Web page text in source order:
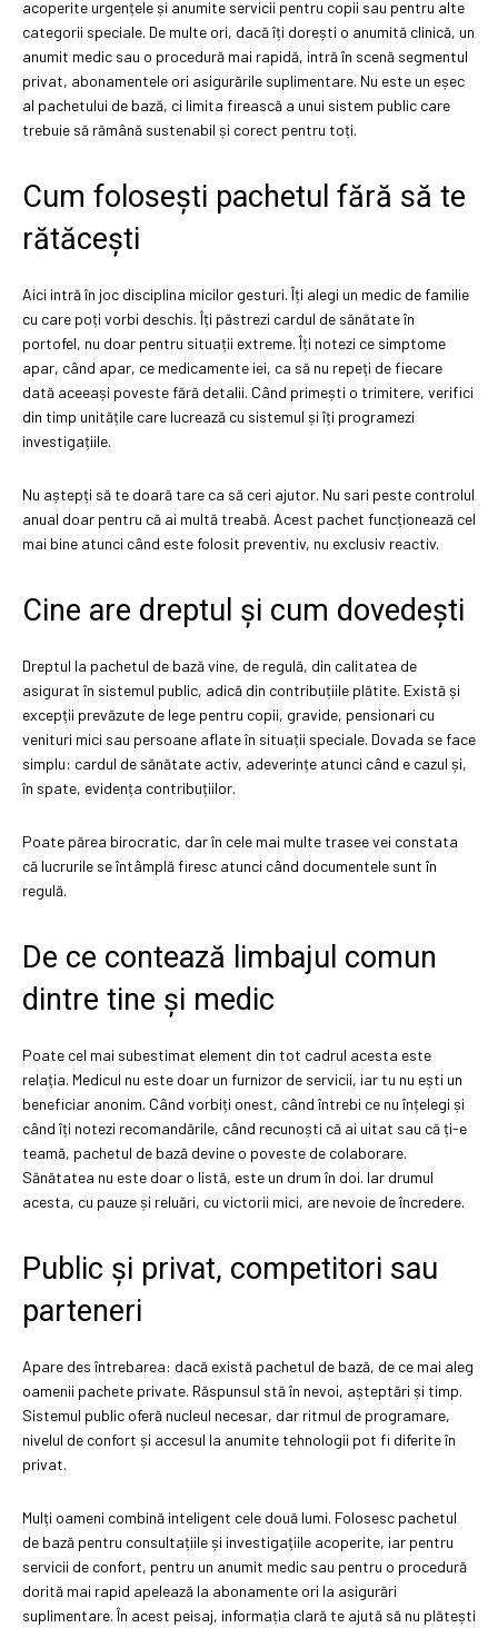
acoperite urgențele și anumite servicii pentru copii sau pentru alte
categorii speciale. De multe ori, dacă îți dorești o anumită clinică, un
anumit medic sau o procedură mai rapidă, intră în scenă segmentul
privat, abonamentele ori asigurările suplimentare. Nu este un eșec
al pachetului de bază, ci limita firească a unui sistem public care
trebuie să rămână sustenabil și corect pentru toți.
Cum folosești pachetul fără să te
rătăcești
Aici intră în joc disciplina micilor gesturi. Îți alegi un medic de familie
cu care poți vorbi deschis. Îți păstrezi cardul de sănătate în
portofel, nu doar pentru situații extreme. Îți notezi ce simptome
apar, când apar, ce medicamente iei, ca să nu repeți de fiecare
dată aceeași poveste fără detalii. Când primești o trimitere, verifici
din timp unitățile care lucrează cu sistemul și îți programezi
investigațiile.
Nu aștepți să te doară tare ca să ceri ajutor. Nu sari peste controlul
anual doar pentru că ai multă treabă. Acest pachet funcționează cel
mai bine atunci când este folosit preventiv, nu exclusiv reactiv.
Cine are dreptul și cum dovedești
Dreptul la pachetul de bază vine, de regulă, din calitatea de
asigurat în sistemul public, adică din contribuțiile plătite. Există și
excepții prevăzute de lege pentru copii, gravide, pensionari cu
venituri mici sau persoane aflate în situații speciale. Dovada se face
simplu: cardul de sănătate activ, adeverințe atunci când e cazul și,
în spate, evidența contribuțiilor.
Poate părea birocratic, dar în cele mai multe trasee vei constata
că lucrurile se întâmplă firesc atunci când documentele sunt în
regulă.
De ce contează limbajul comun
dintre tine și medic
Poate cel mai subestimat element din tot cadrul acesta este
relația. Medicul nu este doar un furnizor de servicii, iar tu nu ești un
beneficiar anonim. Când vorbiți onest, când întrebi ce nu înțelegi și
când îți notezi recomandările, când recunoști că ai uitat sau că ți-e
teamă, pachetul de bază devine o poveste de colaborare.
Sănătatea nu este doar o listă, este un drum în doi. Iar drumul
acesta, cu pauze și reluări, cu victorii mici, are nevoie de încredere.
Public și privat, competitori sau
parteneri
Apare des întrebarea: dacă există pachetul de bază, de ce mai aleg
oamenii pachete private. Răspunsul stă în nevoi, așteptări și timp.
Sistemul public oferă nucleul necesar, dar ritmul de programare,
nivelul de confort și accesul la anumite tehnologii pot fi diferite în
privat.
Mulți oameni combină inteligent cele două lumi. Folosesc pachetul
de bază pentru consultațiile și investigațiile acoperite, iar pentru
servicii de confort, pentru un anumit medic sau pentru o procedură
dorită mai rapid apelează la abonamente ori la asigurări
suplimentare. În acest peisaj, informația clară te ajută să nu plătești